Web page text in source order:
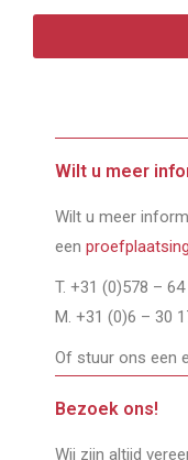
Wilt u meer
Wilt u meer
een proefplaatsing
T. +31 (0)578 –
M. +31 (0)6 – 30
Of stuur ons een
Bezoek ons!
Wij zijn altijd